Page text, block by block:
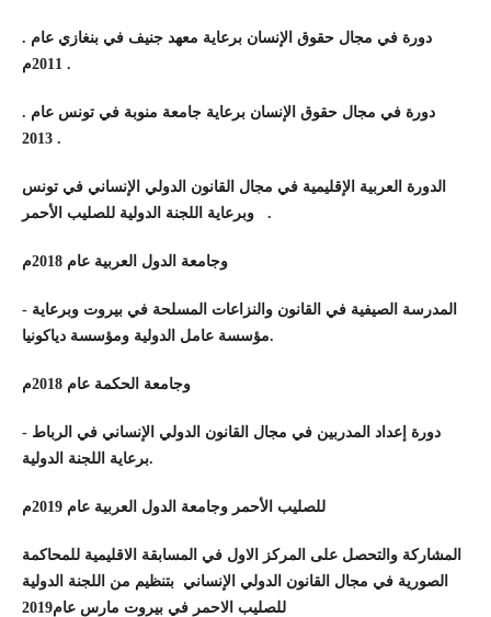
. دورة في مجال حقوق الإنسان برعاية معهد جنيف في بنغازي عام
2011م .
. دورة في مجال حقوق الإنسان برعاية جامعة منوبة في تونس عام
2013 .
الدورة العربية الإقليمية في مجال القانون الدولي الإنساني في تونس
وبرعاية اللجنة الدولية للصليب الأحمر .
وجامعة الدول العربية عام 2018م
- المدرسة الصيفية في القانون والنزاعات المسلحة في بيروت وبرعاية
مؤسسة عامل الدولية ومؤسسة دياكونيا.
وجامعة الحكمة عام 2018م
- دورة إعداد المدربين في مجال القانون الدولي الإنساني في الرباط
برعاية اللجنة الدولية.
للصليب الأحمر وجامعة الدول العربية عام 2019م
المشاركة والتحصل على المركز الاول في المسابقة الاقليمية للمحاكمة
الصورية في مجال القانون الدولي الإنساني بتنظيم من اللجنة الدولية
للصليب الاحمر في بيروت مارس عام2019